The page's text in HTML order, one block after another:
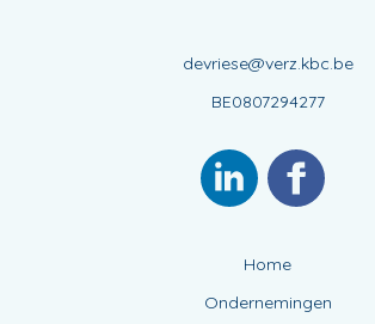
devriese@verz.kbc.be
BE0807294277
Home
Ondernemingen